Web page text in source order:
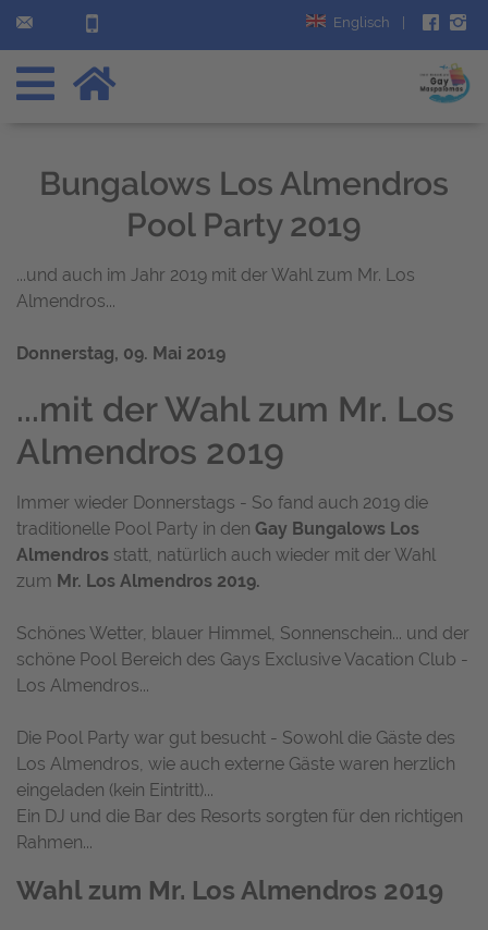
Englisch
Bungalows Los Almendros
Pool Party 2019
...und auch im Jahr 2019 mit der Wahl zum Mr. Los
Almendros...
Donnerstag, 09. Mai 2019
...mit der Wahl zum Mr. Los
Almendros 2019
Immer wieder Donnerstags - So fand auch 2019 die
traditionelle Pool Party in den Gay Bungalows Los
Almendros statt, natürlich auch wieder mit der Wahl
zum Mr. Los Almendros 2019.
Schönes Wetter, blauer Himmel, Sonnenschein... und der
schöne Pool Bereich des Gays Exclusive Vacation Club -
Los Almendros...
Die Pool Party war gut besucht - Sowohl die Gäste des
Los Almendros, wie auch externe Gäste waren herzlich
eingeladen (kein Eintritt)...
Ein DJ und die Bar des Resorts sorgten für den richtigen
Rahmen...
Wahl zum Mr. Los Almendros 2019